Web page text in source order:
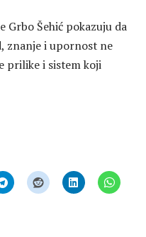
Grbo Šehić pokazuju da
znanje i upornost ne
prilike i sistem koji